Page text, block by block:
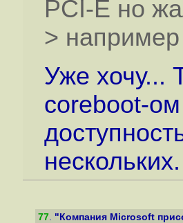
PCI-E но
>
Уже хочу...
coreboot-
77. "Компания Microsoft